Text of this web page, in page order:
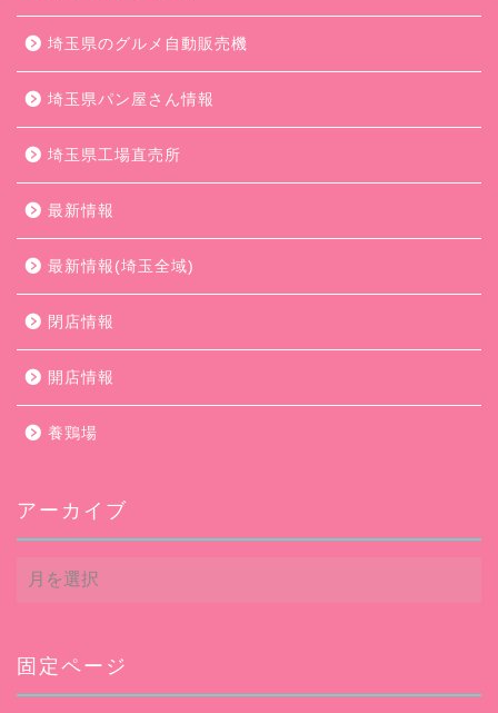
埼玉県のグルメ自動販売機
埼玉県パン屋さん情報
埼玉県工場直売所
最新情報
最新情報(埼玉全域)
閉店情報
開店情報
養鶏場
アーカイブ
ア
ー
ブ
固定ページ